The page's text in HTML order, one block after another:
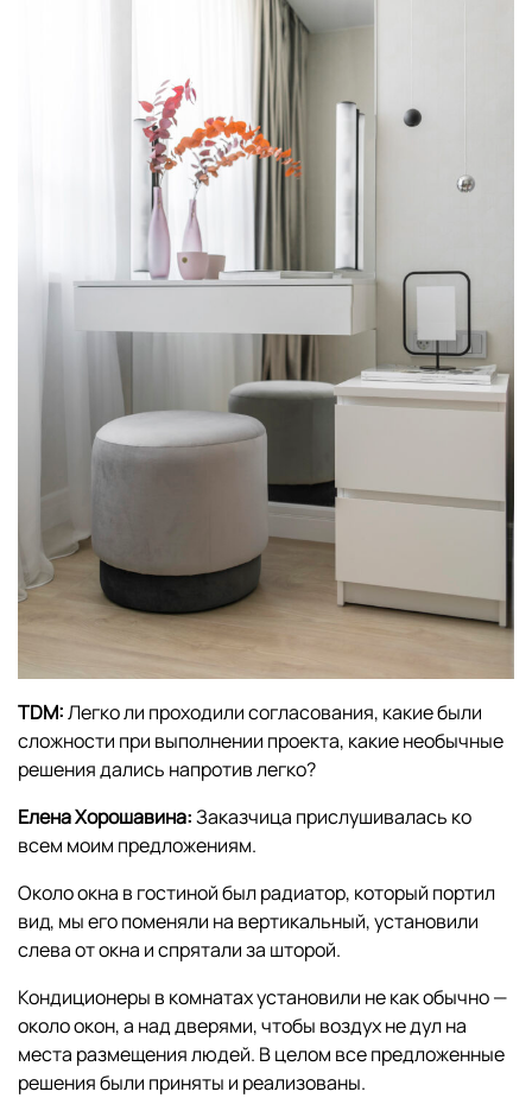
TDM:Легко ли проходили согласования, какие были
сложности при выполнении проекта, какие необычные
решения дались напротив легко?
Елена Хорошавина:Заказчица прислушивалась ко
всем моим предложениям.
Около окна в гостиной был радиатор, который портил
вид, мы его поменяли на вертикальный, установили
слева от окна и спрятали за шторой.
Кондиционеры в комнатах установили не как обычно —
около окон, а над дверями, чтобы воздух не дул на
места размещения людей. В целом все предложенные
решения были приняты и реализованы.